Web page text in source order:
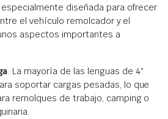
diseñada para ofrecer
el vehículo remolcador y el
aspectos importantes a
: La mayoría de las lenguas de 4″
soportar cargas pesadas, lo que
remolques de trabajo, camping o